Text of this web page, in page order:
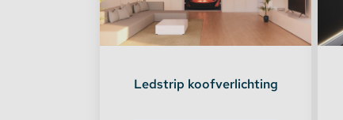
Dimmers en schakelaars
LED strip versterker
Ledstrip koofverlichting